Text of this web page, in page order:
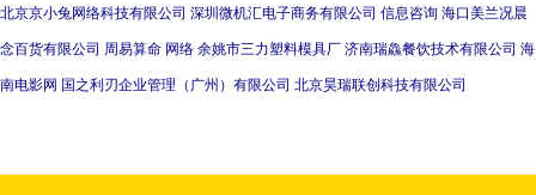
北京京小兔网络科技有限公司 深圳微机汇电子商务有限公司 信息咨询 海口美兰况晨
念百货有限公司 周易算命 网络 余姚市三力塑料模具厂 济南瑞鱻餐饮技术有限公司 海
南电影网 国之利刃企业管理（广州）有限公司 北京昊瑞联创科技有限公司